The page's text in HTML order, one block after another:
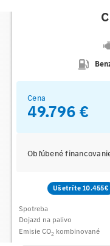
Cena
49.796 €
Obľúbené
Ušetríte 10.455€
Spotreba
Dojazd na palivo
Emisie CO2 kombinované